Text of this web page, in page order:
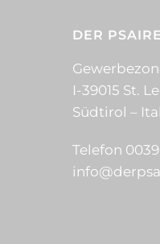
DER
I-39015 St.
Südtirol –
Telefon